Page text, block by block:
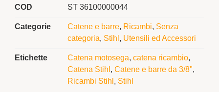
COD ST 36100000044
Categorie Catene e barre, Ricambi, Senza
categoria, Stihl , Utensili ed Accessori
Etichette Catena motosega, catena ricambio,
Catena Stihl , Catene e barre da 3/8",
Ricambi Stihl , Stihl